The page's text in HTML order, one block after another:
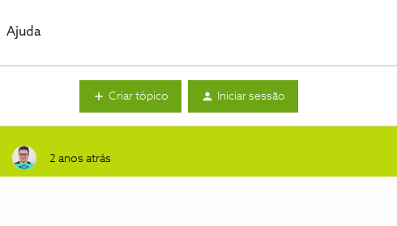
Ajuda
Criar tópico Iniciar sessão
2 anos atrás